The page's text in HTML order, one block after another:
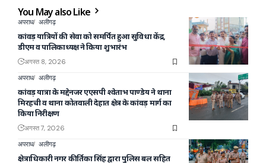
You May also Like
अपराध अलीगढ़
कांवड़ यात्रियों की सेवा को समर्पित हुआ सुविधा केंद्र,
डीएम व पालिकाध्यक्ष ने किया शुभारंभ
अगस्त 8, 2026
अपराध अलीगढ़
कांवड़ यात्रा के मद्देनजर एएसपी श्वेताभ पाण्डेय ने थाना
मिरहची व थाना कोतवाली देहात क्षेत्र के कांवड़ मार्ग का
किया निरीक्षण
अगस्त 7, 2026
अपराध अलीगढ़
क्षेत्राधिकारी नगर कीर्तिका सिंह द्वारा पुलिस बल सहित